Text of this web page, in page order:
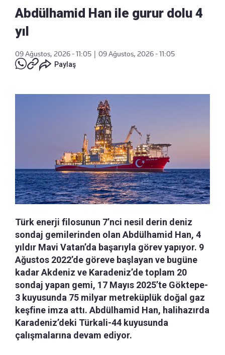
Abdülhamid Han ile gurur dolu 4
yıl
09 Ağustos, 2026 - 11:05
09 Ağustos, 2026 - 11:05
Paylaş
Türk enerji filosunun 7’nci nesil derin deniz
sondaj gemilerinden olan Abdülhamid Han, 4
yıldır Mavi Vatan’da başarıyla görev yapıyor. 9
Ağustos 2022’de göreve başlayan ve bugüne
kadar Akdeniz ve Karadeniz’de toplam 20
sondaj yapan gemi, 17 Mayıs 2025’te Göktepe-
3 kuyusunda 75 milyar metreküplük doğal gaz
keşfine imza attı. Abdülhamid Han, halihazırda
Karadeniz’deki Türkali-44 kuyusunda
çalışmalarına devam ediyor.